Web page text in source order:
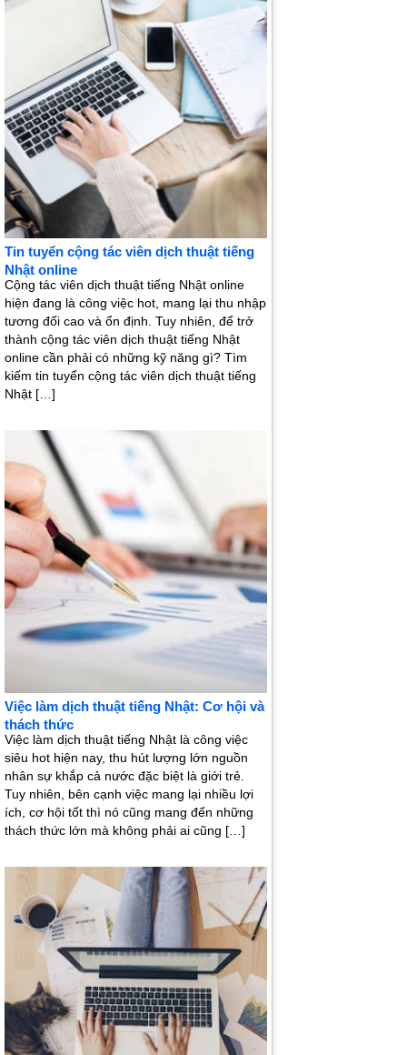
Tin tuyển cộng tác viên dịch thuật tiếng
Nhật online
Cộng tác viên dịch thuật tiếng Nhật online
hiện đang là công việc hot, mang lại thu nhập
tương đối cao và ổn định. Tuy nhiên, để trở
thành cộng tác viên dịch thuật tiếng Nhật
online cần phải có những kỹ năng gì? Tìm
kiếm tin tuyển cộng tác viên dịch thuật tiếng
Nhật […]
Việc làm dịch thuật tiếng Nhật: Cơ hội và
thách thức
Việc làm dịch thuật tiếng Nhật là công việc
siêu hot hiện nay, thu hút lượng lớn nguồn
nhân sự khắp cả nước đặc biệt là giới trẻ.
Tuy nhiên, bên cạnh việc mang lại nhiều lợi
ích, cơ hội tốt thì nó cũng mang đến những
thách thức lớn mà không phải ai cũng […]